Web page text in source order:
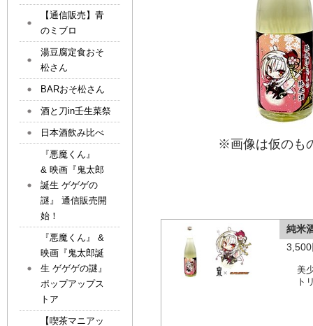
※画像は仮のも
純米
美
ト
【通信販売】青
のミブロ
湯豆腐定食おそ
松さん
BARおそ松さん
酒と刀in壬生菜祭
日本酒飲み比べ
『悪魔くん』
& 映画『鬼太郎
誕生 ゲゲゲの
謎』 通信販売開
始！
『悪魔くん』 &
映画『鬼太郎誕
生 ゲゲゲの謎』
ポップアップス
トア
【喫茶マニアッ